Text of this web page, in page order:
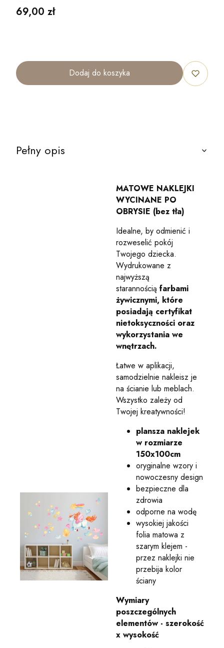
Cena
69,00 zł
Dodaj do koszyka
Pełny opis
MATOWE NAKLEJKI
WYCINANE PO
OBRYSIE (bez tła)
Idealne, by odmienić i
rozweselić pokój
Twojego dziecka.
Wydrukowane z
najwyższą
starannością farbami
żywicznymi, które
posiadają certyfikat
nietoksyczności oraz
wykorzystania we
wnętrzach.
Łatwe w aplikacji,
samodzielnie nakleisz je
na ścianie lub meblach.
Wszystko zależy od
Twojej kreatywności!
plansza naklejek
w rozmiarze
150x100cm
oryginalne wzory i
nowoczesny design
bezpieczne dla
zdrowia
odporne na wodę
wysokiej jakości
folia matowa z
szarym klejem -
przez naklejki nie
przebija kolor
ściany
Wymiary
poszczególnych
elementów - szerokość
x wysokość